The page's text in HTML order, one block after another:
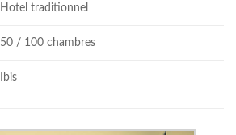
Hotel traditionnel
50 / 100 chambres
Ibis